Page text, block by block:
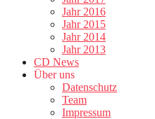
Jahr 2016
Jahr 2015
Jahr 2014
Jahr 2013
CD News
Über uns
Datenschutz
Team
Impressum